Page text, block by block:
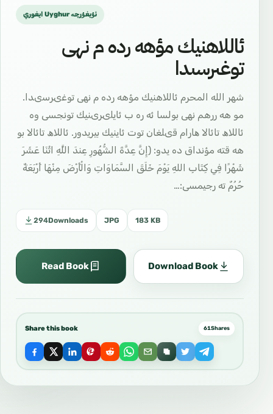
ايغوري Uyghur ئۇيغۇرچە
ئاللاهنيك مؤهه رده م نهى
توغىرسىدا
شهر الله المحرم ئاللاهنيك مؤهه رده م نهى توغىرسىدا.
مو هه ررهم نهی بولسا ئه ره ب ئايلىرىنيك تونجسی وه
ئاللاھ تائالا ھارام قىلغان توت ئاينيك بيريدور. ئاللاھ تائالا بو
هه قته مؤنداق ده يدو: ﴿إِنَّ عِدَّةَ الشُّهُورِ عِندَ اللَّهِ اثْنَا عَشَرَ
شَهْرًا فِي كِتَابِ اللهِ يَوْمَ خَلَقَ السَّمَاوَاتِ وَالْأَرْضَ مِنْهَا أَرْبَعَةٌ
حُرُمٌ ته رجیمسی:…
294Downloads JPG 183 KB
Read Book Download Book
Share this book 61Shares